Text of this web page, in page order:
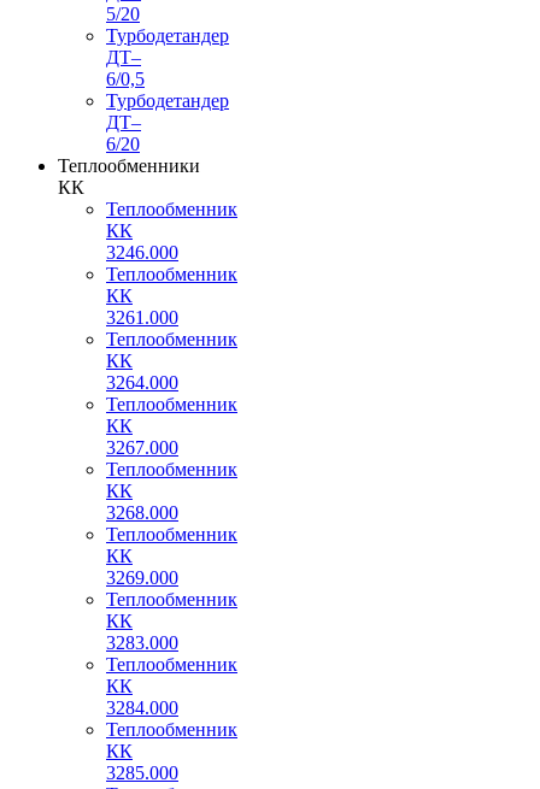
5/20
Турбодетандер
ДТ–
6/0,5
Турбодетандер
ДТ–
6/20
Теплообменники
КК
Теплообменник
КК
3246.000
Теплообменник
КК
3261.000
Теплообменник
КК
3264.000
Теплообменник
КК
3267.000
Теплообменник
КК
3268.000
Теплообменник
КК
3269.000
Теплообменник
КК
3283.000
Теплообменник
КК
3284.000
Теплообменник
КК
3285.000